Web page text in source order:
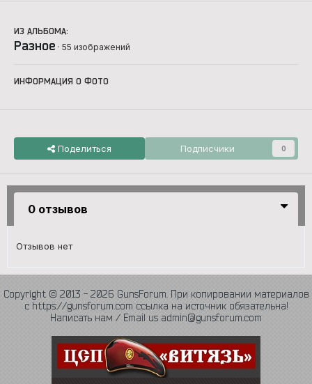
ИЗ АЛЬБОМА:
Разное · 55 изображений
ИНФОРМАЦИЯ О ФОТО
Поделиться Подписчики 0
0 отзывов
Отзывов нет
Copyright © 2013 - 2026 GunsForum. При копировании материалов
с https://gunsforum.com ссылка на источник обязательна!
Написать нам / Email us admin@gunsforum.com